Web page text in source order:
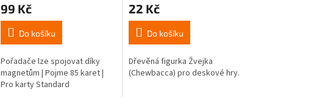
Přírodní Růžová
produktu
je
4,8
z
hvězdiček.
99 Kč
Do košíku
Pořadače lze spojovat díky
magnetům | Pojme 85 karet |
Pro karty Standard
produktu
je
5,0
z
hvězdiček.
22 Kč
Do košíku
Dřevěná figurka Žvejka
(Chewbacca) pro deskové hry.